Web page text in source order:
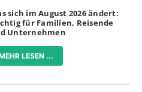
sich im August 2026 ändert:
für Familien, Reisende
Unternehmen
LESEN ...